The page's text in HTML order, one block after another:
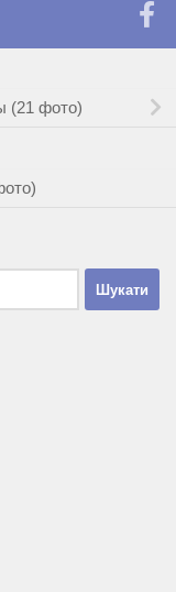
(21 фото)